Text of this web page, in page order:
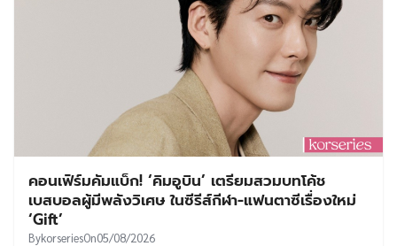
คอนเฟิร์มคัมแบ็ก! ‘คิมอูบิน’ เตรียมสวมบทโค้ช
เบสบอลผู้มีพลังวิเศษ ในซีรีส์กีฬา-แฟนตาซีเรื่องใหม่
‘Gift’
BykorseriesOn05/08/2026